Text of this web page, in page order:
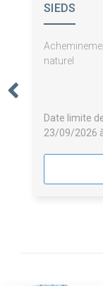
SIEDS
naturel
Date limite
23/09/2026